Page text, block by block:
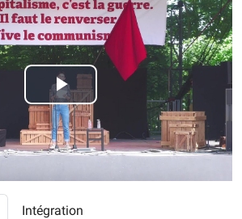
Play
Video
Intégration